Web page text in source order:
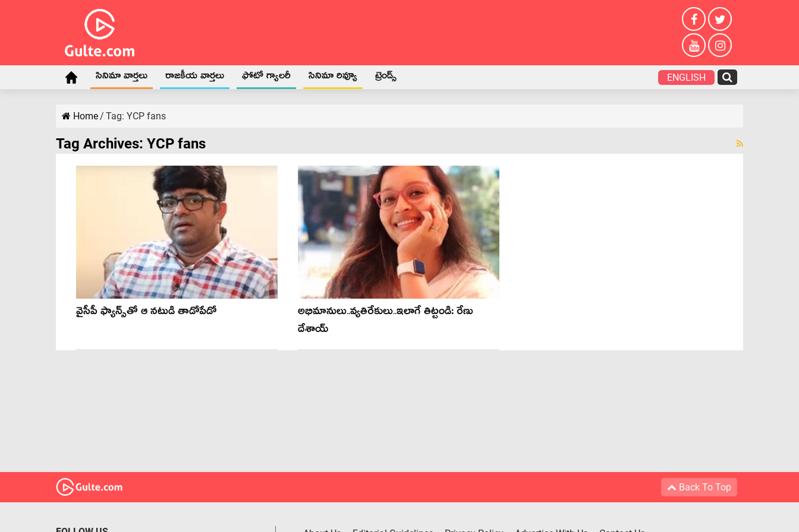
సినిమా వార్తలు రాజకీయ వార్తలు ఫోటో గ్యాలరీ సినిమా రివ్యూ ట్రెండ్స్ ENGLISH
Home/ Tag: YCP fans
Tag Archives: YCP fans
వైసీపీ ఫ్యాన్స్‌తో ఆ నటుడి తాడోపేడో
అభిమానులు..వ్యతిరేకులు..ఇలాగే తిట్టండి: రేణు
దేశాయ్‌
Back To Top